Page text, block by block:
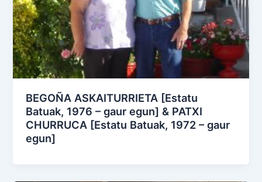
BEGOÑA ASKAITURRIETA [Estatu
Batuak, 1976 – gaur egun] & PATXI
CHURRUCA [Estatu Batuak, 1972 – gaur
egun]